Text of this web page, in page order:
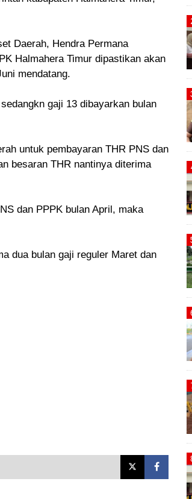
Daerah, Hendra Permana
Halmahera Timur dipastikan akan
mendatang.
gaji 13 dibayarkan bulan
untuk pembayaran THR PNS dan
besaran THR nantinya diterima
dan PPPK bulan April, maka
dua bulan gaji reguler Maret dan